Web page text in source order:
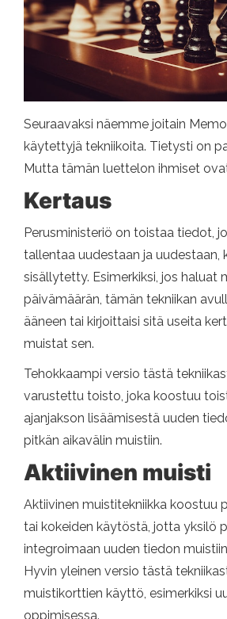
Seuraavaksi näemme joitain
käytettyjä tekniikoita. Tietysti on
Mutta tämän luettelon ihmiset
Kertaus
Perusministeriö on toistaa tiedot,
tallentaa uudestaan ​​ja uudestaan,
sisällytetty. Esimerkiksi, jos haluat
päivämäärän, tämän tekniikan
ääneen tai kirjoittaisi sitä useita
muistat sen.
Tehokkaampi versio tästä
varustettu toisto, joka koostuu
ajanjakson lisäämisestä uuden
pitkän aikavälin muistiin.
Aktiivinen muisti
Aktiivinen muistitekniikka koostuu
tai kokeiden käytöstä, jotta yksilö
integroimaan uuden tiedon
Hyvin yleinen versio tästä
muistikorttien käyttö, esimerkiksi
oppimisessa.